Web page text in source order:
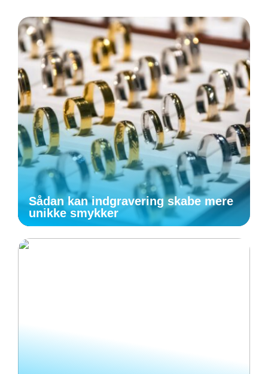
Sådan kan indgravering skabe mere
unikke smykker